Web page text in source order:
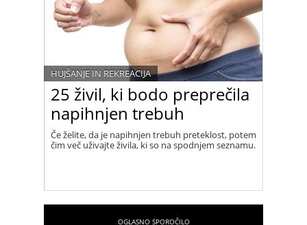
25 živil, ki bodo preprečila
napihnjen trebuh
HUJŠANJE IN REKREACIJA
Če želite, da je napihnjen trebuh preteklost, potem
čim več uživajte živila, ki so na spodnjem seznamu.